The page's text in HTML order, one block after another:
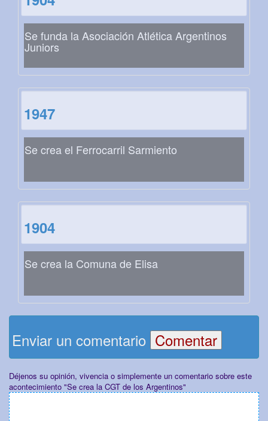
Se funda la Asociación Atlética Argentinos
Juniors
1947
Se crea el Ferrocarril Sarmiento
1904
Se crea la Comuna de Elisa
Enviar un comentario
Déjenos su opinión, vivencia o simplemente un comentario sobre este
acontecimiento "Se crea la CGT de los Argentinos"